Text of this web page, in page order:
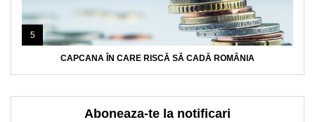
5
CAPCANA ÎN CARE RISCĂ SĂ CADĂ ROMÂNIA
Aboneaza-te la notificari